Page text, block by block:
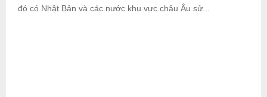
đó có Nhật Bản và các nước khu vực châu Âu sử...